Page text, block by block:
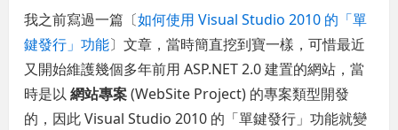
我之前寫過一篇〔如何使用 Visual Studio 2010 的「單
鍵發行」功能〕文章，當時簡直挖到寶一樣，可惜最近
又開始維護幾個多年前用 ASP.NET 2.0 建置的網站，當
時是以網站專案(WebSite Project) 的專案類型開發
的，因此 Visual Studio 2010 的「單鍵發行」功能就變